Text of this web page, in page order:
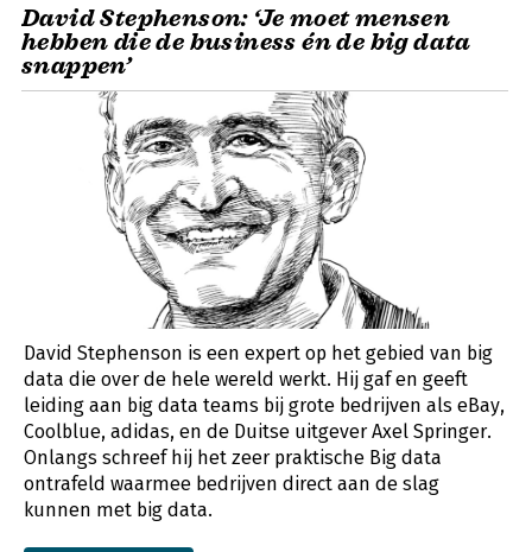
David Stephenson: ‘Je moet mensen
hebben die de business én de big data
snappen’
David Stephenson is een expert op het gebied van big
data die over de hele wereld werkt. Hij gaf en geeft
leiding aan big data teams bij grote bedrijven als eBay,
Coolblue, adidas, en de Duitse uitgever Axel Springer.
Onlangs schreef hij het zeer praktische Big data
ontrafeld waarmee bedrijven direct aan de slag
kunnen met big data.